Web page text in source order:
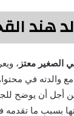
هند
الصغير معتز ،
والدته في
أجل أن يوضح
بسبب ما